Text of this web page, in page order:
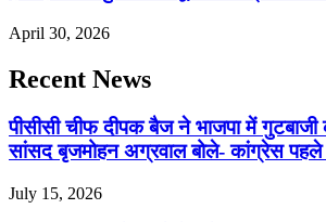
April 30, 2026
Recent News
पीसीसी चीफ दीपक बैज ने भाजपा में गुटबाजी
सांसद बृजमोहन अग्रवाल बोले- कांग्रेस
July 15, 2026